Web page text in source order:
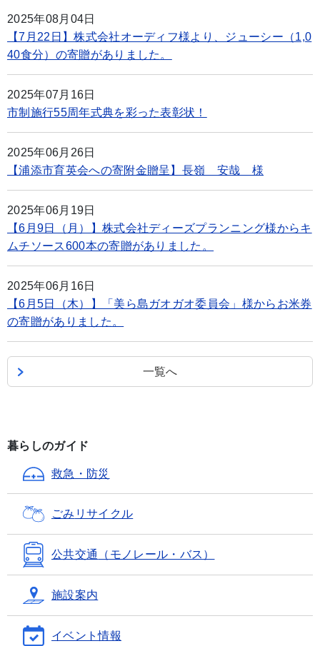
2025年08月04日
【7月22日】株式会社オーディフ様より、ジューシー（1,0
40食分）の寄贈がありました。
2025年07月16日
市制施行55周年式典を彩った表彰状！
2025年06月26日
【浦添市育英会への寄附金贈呈】長嶺 安哉 様
2025年06月19日
【6月9日（月）】株式会社ディーズプランニング様からキ
ムチソース600本の寄贈がありました。
2025年06月16日
【6月5日（木）】「美ら島ガオガオ委員会」様からお米券
の寄贈がありました。
一覧へ
暮らしのガイド
救急・防災
ごみ リサイクル
公共交通 （モノレール・バス）
施設案内
イベント情報